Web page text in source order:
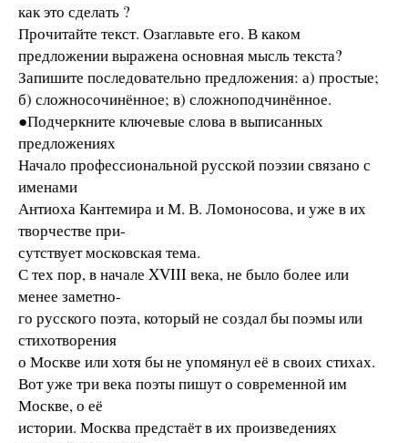
как это сделать ?
Прочитайте текст. Озаглавьте его. В каком
предложении выражена основная мысль текста?
Запишите последовательно предложения: а) простые;
б) сложносочинённое; в) сложноподчинённое.
●Подчеркните ключевые слова в выписанных
предложениях
Начало профессиональной русской поэзии связано с
именами
Антиоха Кантемира и М. В. Ломоносова, и уже в их
творчестве при-
сутствует московская тема.
С тех пор, в начале XVIII века, не было более или
менее заметно-
го русского поэта, который не создал бы поэмы или
стихотворения
о Москве или хотя бы не упомянул её в своих стихах.
Вот уже три века поэты пишут о современной им
Москве, о её
истории. Москва предстаёт в их произведениях